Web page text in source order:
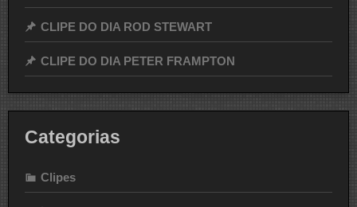
CLIPE DO DIA ROD STEWART
CLIPE DO DIA PETER FRAMPTON
Categorias
Clipes